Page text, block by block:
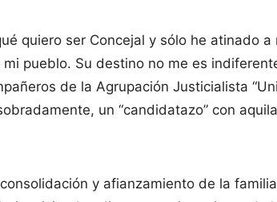
quiero ser Concejal y sólo he atinado a
pueblo. Su destino no me es
de la Agrupación Justicialista
un “candidatazo” con
y afianzamiento de la